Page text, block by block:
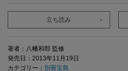
立ち読み
著者：八幡和郎 監修
発売日：2013年11月19日
カテゴリー： 別冊宝島